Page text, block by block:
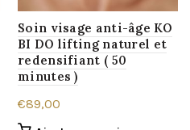
Soin visage anti-âge KO
BI DO lifting naturel et
redensifiant ( 50
minutes )
€89,00